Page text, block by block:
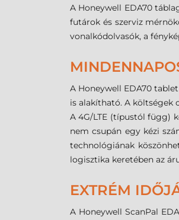
A Honeywell EDA70
futárok és szerviz
vonalkódolvasók, a
A Honeywell EDA70
is alakítható. A költségek
A 4G/LTE (típustól függ)
nem csupán egy kézi
technológiának
logisztika keretében az
EXTRÉM
A Honeywell ScanPal